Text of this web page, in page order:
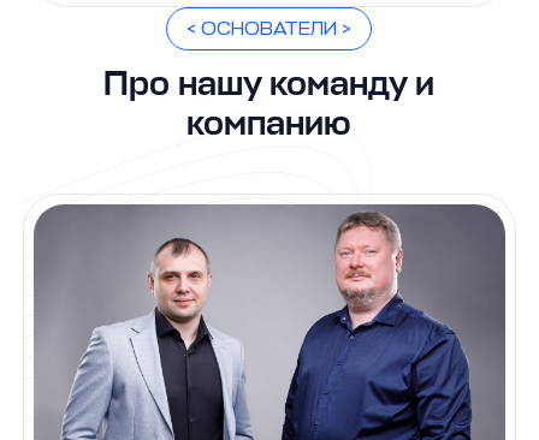
< ОСНОВАТЕЛИ >
Про нашу команду и
компанию